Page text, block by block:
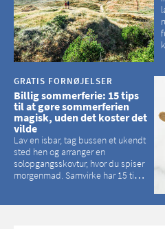
GRATIS FORNØJELSER
Billig sommerferie: 15 tips
til at gøre sommerferien
magisk, uden det koster det
vilde
Lav en isbar, tag bussen et ukendt
sted hen og arranger en
solopgangsskovtur, hvor du spiser
morgenmad. Samvirke har 15 tips